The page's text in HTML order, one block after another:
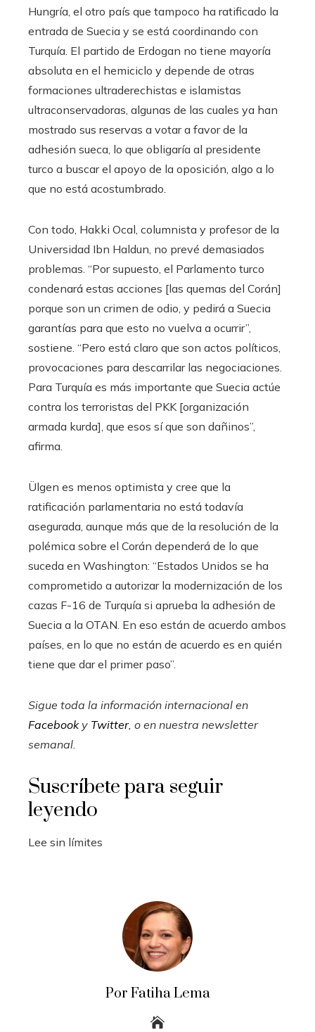
Hungría, el otro país que tampoco ha ratificado la
entrada de Suecia y se está coordinando con
Turquía. El partido de Erdogan no tiene mayoría
absoluta en el hemiciclo y depende de otras
formaciones ultraderechistas e islamistas
ultraconservadoras, algunas de las cuales ya han
mostrado sus reservas a votar a favor de la
adhesión sueca, lo que obligaría al presidente
turco a buscar el apoyo de la oposición, algo a lo
que no está acostumbrado.
Con todo, Hakki Ocal, columnista y profesor de la
Universidad Ibn Haldun, no prevé demasiados
problemas. “Por supuesto, el Parlamento turco
condenará estas acciones [las quemas del Corán]
porque son un crimen de odio, y pedirá a Suecia
garantías para que esto no vuelva a ocurrir”,
sostiene. “Pero está claro que son actos políticos,
provocaciones para descarrilar las negociaciones.
Para Turquía es más importante que Suecia actúe
contra los terroristas del PKK [organización
armada kurda], que esos sí que son dañinos”,
afirma.
Ülgen es menos optimista y cree que la
ratificación parlamentaria no está todavía
asegurada, aunque más que de la resolución de la
polémica sobre el Corán dependerá de lo que
suceda en Washington: “Estados Unidos se ha
comprometido a autorizar la modernización de los
cazas F-16 de Turquía si aprueba la adhesión de
Suecia a la OTAN. En eso están de acuerdo ambos
países, en lo que no están de acuerdo es en quién
tiene que dar el primer paso”.
Sigue toda la información internacional en
Facebooky Twitter, o en nuestra newsletter
semanal.
Suscríbete para seguir
leyendo
Lee sin límites
Por Fatiha Lema